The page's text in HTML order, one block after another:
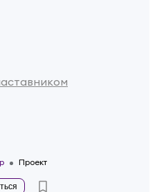
Проект